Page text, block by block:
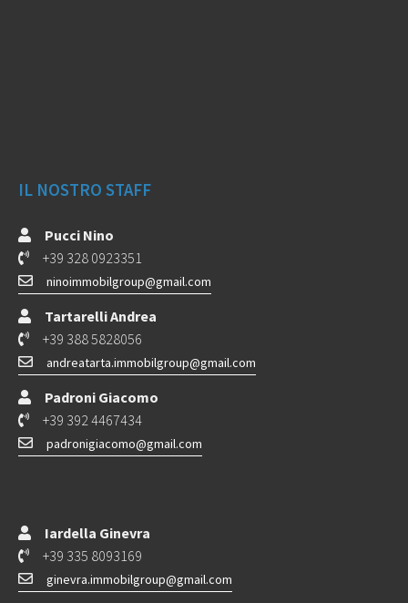
IL NOSTRO STAFF
Pucci Nino
+39 328 0923351
ninoimmobilgroup@gmail.com
Tartarelli Andrea
+39 388 5828056
andreatarta.immobilgroup@gmail.com
Padroni Giacomo
+39 392 4467434
padronigiacomo@gmail.com
Iardella Ginevra
+39 335 8093169
ginevra.immobilgroup@gmail.com